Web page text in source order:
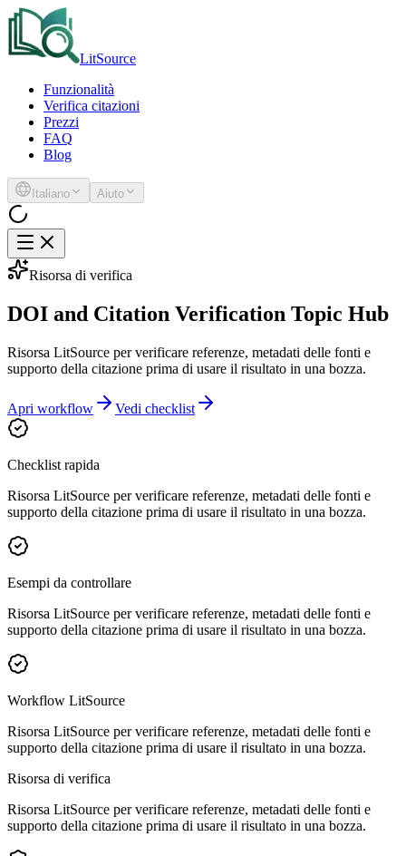
LitSource
Funzionalità
Verifica citazioni
Prezzi
FAQ
Blog
Italiano Aiuto
Risorsa di verifica
DOI and Citation Verification Topic Hub
Risorsa LitSource per verificare referenze, metadati delle fonti e
supporto della citazione prima di usare il risultato in una bozza.
Apri workflow Vedi checklist
Checklist rapida
Risorsa LitSource per verificare referenze, metadati delle fonti e
supporto della citazione prima di usare il risultato in una bozza.
Esempi da controllare
Risorsa LitSource per verificare referenze, metadati delle fonti e
supporto della citazione prima di usare il risultato in una bozza.
Workflow LitSource
Risorsa LitSource per verificare referenze, metadati delle fonti e
supporto della citazione prima di usare il risultato in una bozza.
Risorsa di verifica
Risorsa LitSource per verificare referenze, metadati delle fonti e
supporto della citazione prima di usare il risultato in una bozza.